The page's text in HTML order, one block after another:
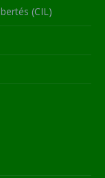
(CIL)